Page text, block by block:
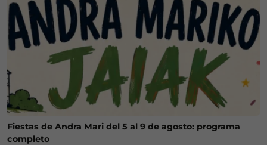
Fiestas de Andra Mari del 5 al 9 de agosto: programa
completo